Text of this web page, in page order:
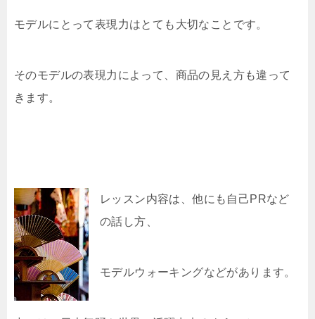
モデルにとって表現力はとても大切なことです。
そのモデルの表現力によって、商品の見え方も違って
きます。
レッスン内容は、他にも自己PRなど
の話し方、
モデルウォーキングなどがあります。